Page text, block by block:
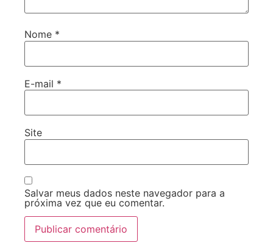
Nome *
E-mail *
Site
Salvar meus dados neste navegador para a
próxima vez que eu comentar.